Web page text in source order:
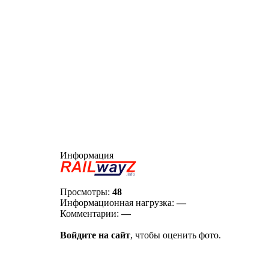
Информация
Просмотры: 48
Информационная нагрузка:—
Комментарии:—
Войдите на сайт, чтобы оценить фото.